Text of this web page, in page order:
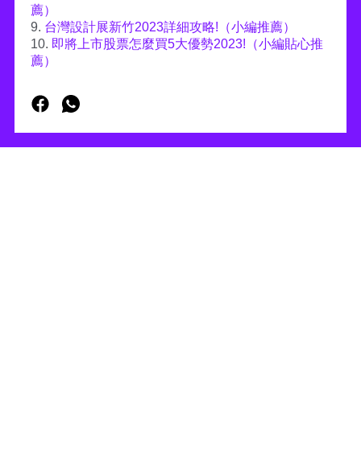
薦）
9. 台灣設計展新竹2023詳細攻略!（小編推薦）
10. 即將上市股票怎麼買5大優勢2023!（小編貼心推
薦）